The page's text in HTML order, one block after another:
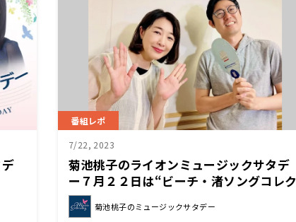
番組レポ
7/22, 2023
菊池桃子のライオンミュージックサタデ
ー７月２２日は“ビーチ・渚ソングコレク
ション”をお送りしました！
菊池桃子のミュージックサタデー